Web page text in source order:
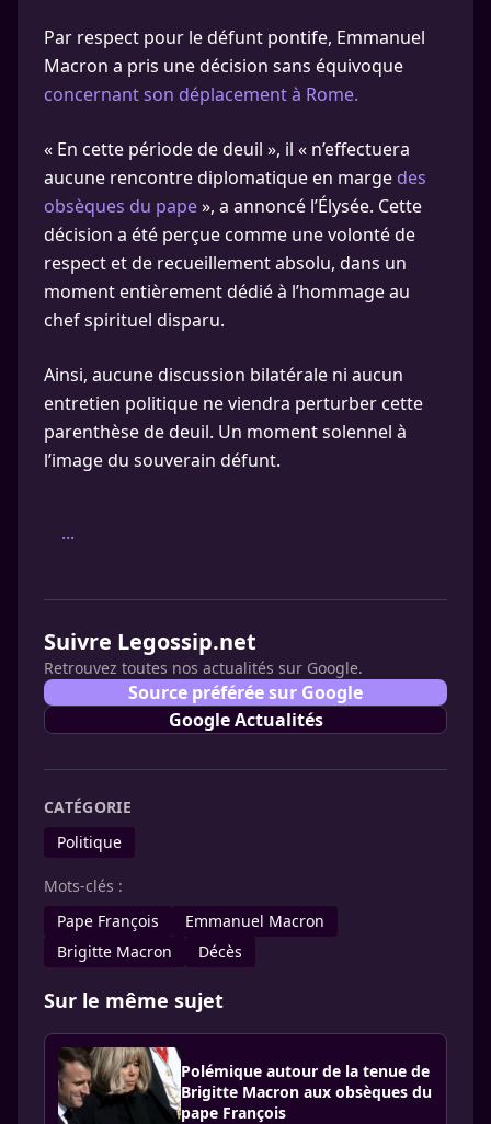
Par respect pour le défunt pontife, Emmanuel
Macron a pris une décision sans équivoque
concernant son déplacement à Rome.
« En cette période de deuil », il « n’effectuera
aucune rencontre diplomatique en marge des
obsèques du pape», a annoncé l’Élysée. Cette
décision a été perçue comme une volonté de
respect et de recueillement absolu, dans un
moment entièrement dédié à l’hommage au
chef spirituel disparu.
Ainsi, aucune discussion bilatérale ni aucun
entretien politique ne viendra perturber cette
parenthèse de deuil. Un moment solennel à
l’image du souverain défunt.
...
Suivre Legossip.net
Retrouvez toutes nos actualités sur Google.
Source préférée sur Google
Google Actualités
CATÉGORIE
Politique
Mots-clés :
Pape François
Emmanuel Macron
Brigitte Macron
Décès
Sur le même sujet
Polémique autour de la tenue de
Brigitte Macron aux obsèques du
pape François